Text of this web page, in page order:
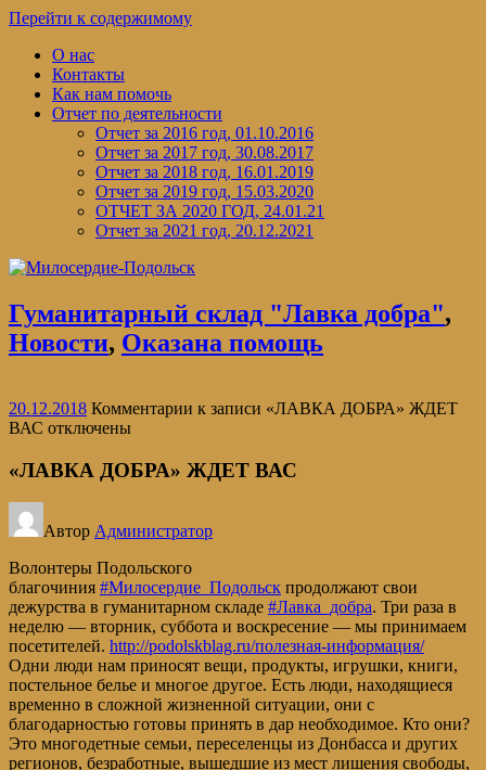
Перейти к содержимому
О нас
Контакты
Как нам помочь
Отчет по деятельности
Отчет за 2016 год, 01.10.2016
Отчет за 2017 год, 30.08.2017
Отчет за 2018 год, 16.01.2019
Отчет за 2019 год, 15.03.2020
ОТЧЕТ ЗА 2020 ГОД, 24.01.21
Отчет за 2021 год, 20.12.2021
Гуманитарный склад "Лавка добра",
Новости, Оказана помощь
20.12.2018 Комментарии к записи «ЛАВКА ДОБРА» ЖДЕТ
ВАС отключены
«ЛАВКА ДОБРА» ЖДЕТ ВАС
Автор Администратор
Волонтеры Подольского
благочиния #Милосердие_Подольск продолжают свои
дежурства в гуманитарном складе #Лавка_добра. Три раза в
неделю — вторник, суббота и воскресение — мы принимаем
посетителей. http://podolskblag.ru/полезная-информация/
Одни люди нам приносят вещи, продукты, игрушки, книги,
постельное белье и многое другое. Есть люди, находящиеся
временно в сложной жизненной ситуации, они с
благодарностью готовы принять в дар необходимое. Кто они?
Это многодетные семьи, переселенцы из Донбасса и других
регионов, безработные, вышедшие из мест лишения свободы,